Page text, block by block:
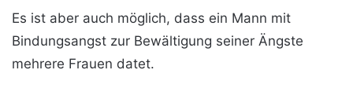
Es ist aber auch möglich, dass ein Mann mit
Bindungsangst zur Bewältigung seiner Ängste
mehrere Frauen datet.